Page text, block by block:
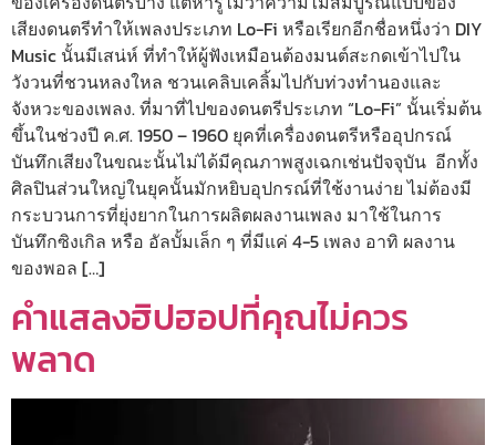
เสียงดนตรีทำให้เพลงประเภท Lo-Fi หรือเรียกอีกชื่อหนึ่งว่า DIY
Music นั้นมีเสน่ห์ ที่ทำให้ผู้ฟังเหมือนต้องมนต์สะกดเข้าไปใน
วังวนที่ชวนหลงใหล ชวนเคลิบเคลิ้มไปกับท่วงทำนองและ
จังหวะของเพลง. ที่มาที่ไปของดนตรีประเภท “Lo-Fi” นั้นเริ่มต้น
ขึ้นในช่วงปี ค.ศ. 1950 – 1960 ยุคที่เครื่องดนตรีหรืออุปกรณ์
บันทึกเสียงในขณะนั้นไม่ได้มีคุณภาพสูงเฉกเช่นปัจจุบัน อีกทั้ง
ศิลปินส่วนใหญ่ในยุคนั้นมักหยิบอุปกรณ์ที่ใช้งานง่าย ไม่ต้องมี
กระบวนการที่ยุ่งยากในการผลิตผลงานเพลง มาใช้ในการ
บันทึกซิงเกิล หรือ อัลบั้มเล็ก ๆ ที่มีแค่ 4-5 เพลง อาทิ ผลงาน
ของพอล […]
คำแสลงฮิปฮอปที่คุณไม่ควร
พลาด